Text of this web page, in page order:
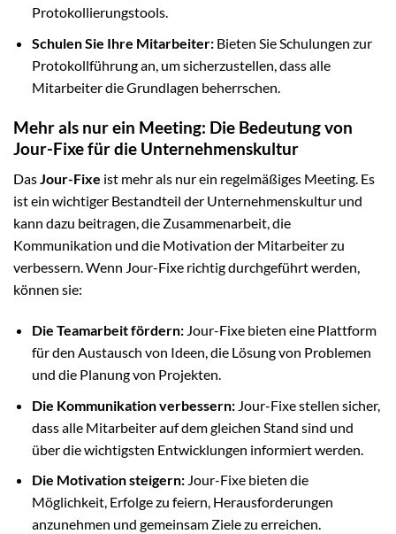
Protokollierungstools.
Schulen Sie Ihre Mitarbeiter:Bieten Sie Schulungen zur
Protokollführung an, um sicherzustellen, dass alle
Mitarbeiter die Grundlagen beherrschen.
Mehr als nur ein Meeting: Die Bedeutung von
Jour-Fixe für die Unternehmenskultur
DasJour-Fixe ist mehr als nur ein regelmäßiges Meeting. Es
ist ein wichtiger Bestandteil der Unternehmenskultur und
kann dazu beitragen, die Zusammenarbeit, die
Kommunikation und die Motivation der Mitarbeiter zu
verbessern. Wenn Jour-Fixe richtig durchgeführt werden,
können sie:
Die Teamarbeit fördern:Jour-Fixe bieten eine Plattform
für den Austausch von Ideen, die Lösung von Problemen
und die Planung von Projekten.
Die Kommunikation verbessern:Jour-Fixe stellen sicher,
dass alle Mitarbeiter auf dem gleichen Stand sind und
über die wichtigsten Entwicklungen informiert werden.
Die Motivation steigern:Jour-Fixe bieten die
Möglichkeit, Erfolge zu feiern, Herausforderungen
anzunehmen und gemeinsam Ziele zu erreichen.